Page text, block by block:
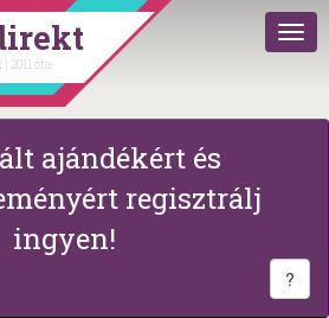
| 2011 óta
ajándékért és
regisztrálj
ingyen!
?